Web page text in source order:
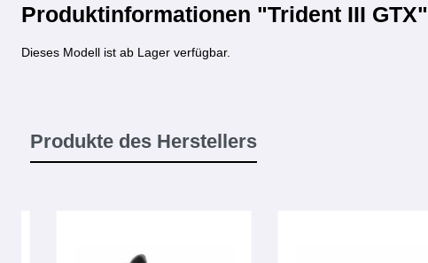
Produktinformationen "Trident III GTX"
Dieses Modell ist ab Lager verfügbar.
Produkte des Herstellers